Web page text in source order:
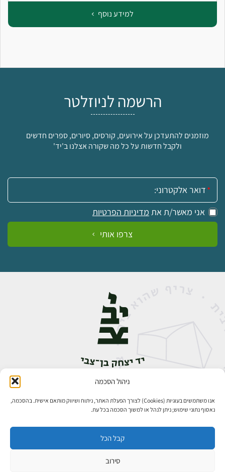
ניהול הסכמה
אנו משתמשים בעוגיות (Cookies) לצורך הפעלת האתר, ניתוח ושיווק מותאם אישית. בהסכמה,
נאסוף נתוני שימוש; ניתן לנהל או למשוך הסכמה בכל עת.
קבל הכל
סירוב
למידע נוסף
הרשמה לניוזלטר
מוזמנים להתעדכן על אירועים, קורסים, סיורים, ספרים חדשים
ולקבל חדשות על כל מה שקורה אצלנו ב'יד'
אימייל:
אני מאשר/ת את מדיניות הפרטיות
צרפו אותי
אבן גבירול 14, רחביה, ירושלים